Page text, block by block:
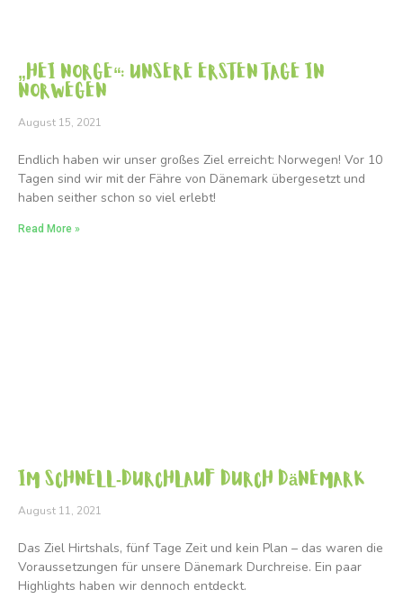
„Hei Norge“: Unsere ersten Tage in
Norwegen
August 15, 2021
Endlich haben wir unser großes Ziel erreicht: Norwegen! Vor 10
Tagen sind wir mit der Fähre von Dänemark übergesetzt und
haben seither schon so viel erlebt!
Read More »
Im Schnell-Durchlauf durch Dänemark
August 11, 2021
Das Ziel Hirtshals, fünf Tage Zeit und kein Plan – das waren die
Voraussetzungen für unsere Dänemark Durchreise. Ein paar
Highlights haben wir dennoch entdeckt.